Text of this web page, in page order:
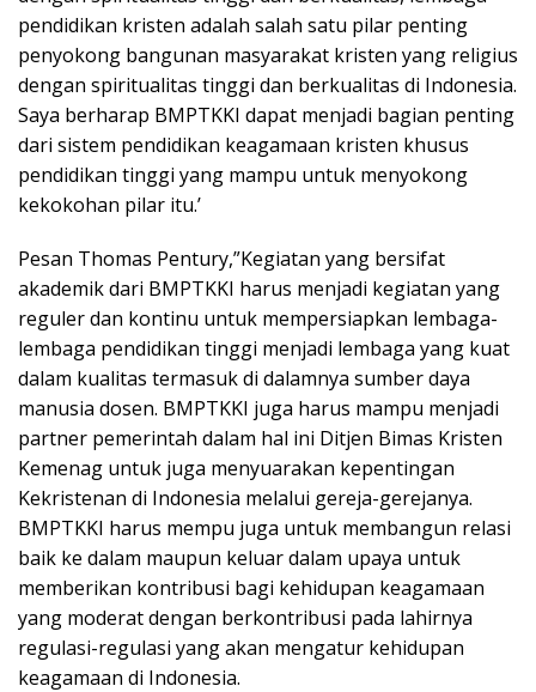
pendidikan kristen adalah salah satu pilar penting
penyokong bangunan masyarakat kristen yang religius
dengan spiritualitas tinggi dan berkualitas di Indonesia.
Saya berharap BMPTKKI dapat menjadi bagian penting
dari sistem pendidikan keagamaan kristen khusus
pendidikan tinggi yang mampu untuk menyokong
kekokohan pilar itu.’
Pesan Thomas Pentury,”Kegiatan yang bersifat
akademik dari BMPTKKI harus menjadi kegiatan yang
reguler dan kontinu untuk mempersiapkan lembaga-
lembaga pendidikan tinggi menjadi lembaga yang kuat
dalam kualitas termasuk di dalamnya sumber daya
manusia dosen. BMPTKKI juga harus mampu menjadi
partner pemerintah dalam hal ini Ditjen Bimas Kristen
Kemenag untuk juga menyuarakan kepentingan
Kekristenan di Indonesia melalui gereja-gerejanya.
BMPTKKI harus mempu juga untuk membangun relasi
baik ke dalam maupun keluar dalam upaya untuk
memberikan kontribusi bagi kehidupan keagamaan
yang moderat dengan berkontribusi pada lahirnya
regulasi-regulasi yang akan mengatur kehidupan
keagamaan di Indonesia.